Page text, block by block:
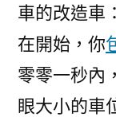
車的改造車
在開始，你
零零一秒內
眼大小的車